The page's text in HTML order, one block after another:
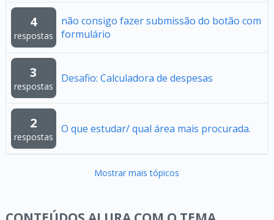
4
respostas
não consigo fazer submissão do botão com
formulário
3
respostas
Desafio: Calculadora de despesas
2
respostas
O que estudar/ qual área mais procurada.
Mostrar mais tópicos